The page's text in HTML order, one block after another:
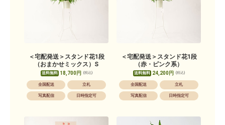
＜宅配発送＞スタンド花1段
（おまかせミックス）S
送料無料 18,700円 (税込)
全国配送 立札
写真配信 日時指定可
＜宅配発送＞スタンド花1段
（赤・ピンク系）
送料無料 24,200円 (税込)
全国配送 立札
写真配信 日時指定可